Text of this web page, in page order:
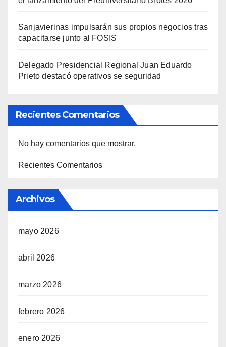
Sanjavierinas impulsarán sus propios negocios tras
capacitarse junto al FOSIS
Delegado Presidencial Regional Juan Eduardo
Prieto destacó operativos se seguridad
Recientes Comentarios
No hay comentarios que mostrar.
Recientes Comentarios
Archivos
mayo 2026
abril 2026
marzo 2026
febrero 2026
enero 2026